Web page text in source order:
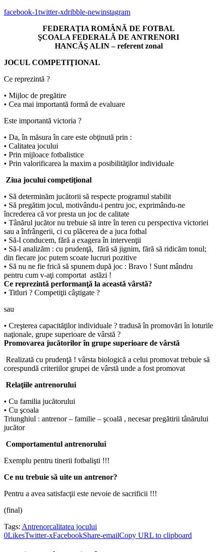
facebook-1twitter-xdribble-newinstagram
FEDERAŢIA ROMÂNĂ DE FOTBAL
ŞCOALA FEDERALĂ DE ANTRENORI
HANCĂŞ ALIN – referent zonal
JOCUL COMPETIŢIONAL
Ce reprezintă ?
• Mijloc de pregătire
• Cea mai importantă formă de evaluare
Este importantă victoria ?
• Da, în măsura în care este obţinută prin :
• Calitatea jocului
• Prin mijloace fotbalistice
• Prin valorificarea la maxim a posibilităţilor individuale
Ziua jocului competiţional
• Să determinăm jucătorii să respecte programul stabilit
• Să pregătim jocul, motivându-i pentru joc, exprimându-ne
încrederea că vor presta un joc de calitate
• Tânărul jucător nu trebuie să intre în teren cu perspectiva victoriei
sau a înfrângerii, ci cu plăcerea de a juca fotbal
• Să-l conducem, fără a exagera în intervenţii
• Să-l analizăm : cu prudenţă, fără să jignim, fără să ridicăm tonul;
din fiecare joc putem scoate lucruri pozitive
• Să nu ne fie frică să spunem după joc : Bravo ! Sunt mândru
pentru cum v-aţi comportat astăzi !
Ce reprezintă performanţă la această vârstă?
• Titluri ? Competiţii câştigate ?
sau
• Creşterea capacităţilor individuale ? tradusă în promovări în loturile
naţionale, grupe superioare de vârstă ?
Promovarea jucătorilor în grupe superioare de vârstă
Realizată cu prudenţă ! vârsta biologică a celui promovat trebuie să
corespundă criteriilor grupei de vârstă unde a fost promovat
Relaţiile antrenorului
• Cu familia jucătorului
• Cu şcoala
Triunghiul : antrenor – familie – şcoală , necesar pregătirii tânărului
jucător
Comportamentul antrenorului
Exemplu pentru tinerii fotbalişti !!!
Ce nu trebuie să uite un antrenor?
Pentru a avea satisfacţii este nevoie de sacrificii !!!
(final)
Tags: Antrenorcalitatea jocului
0LikesTwitter-xFacebookShare-emailCopy URL to clipboard